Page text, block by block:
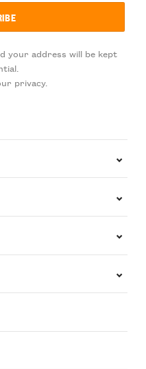
your address will be kept
privacy.